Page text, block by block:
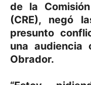
de la
(CRE), negó
presunto
una audiencia
Obrador.